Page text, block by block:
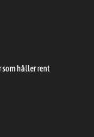
som håller rent